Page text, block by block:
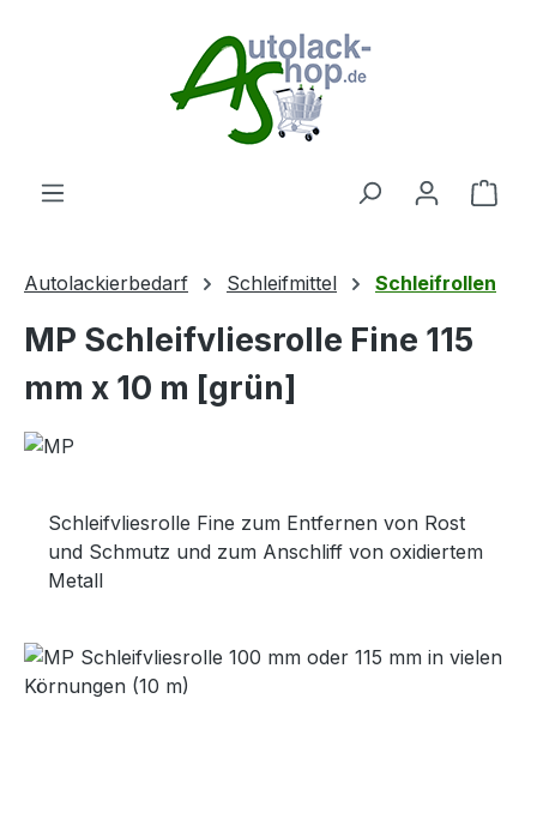
Autolackierbedarf Schleifmittel Schleifrollen
MP Schleifvliesrolle Fine 115
mm x 10 m [grün]
Schleifvliesrolle Fine zum Entfernen von Rost
und Schmutz und zum Anschliff von oxidiertem
Metall
Bildergalerie überspringen